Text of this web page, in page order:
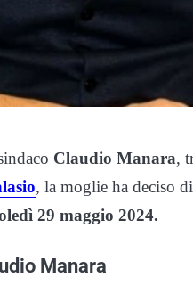
Claudio Manara,
, la moglie ha deciso
29 maggio 2024.
Manara